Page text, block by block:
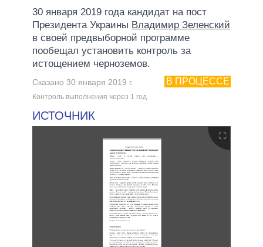
30 января 2019 года кандидат на пост
Президента Украины Владимир Зеленский
в своей предвыборной программе
пообещал установить контроль за
истощением черноземов.
В ПРОЦЕССЕ
Сказано 30 января 2019 г.
Контроль выполнения через 1 год.
ИСТОЧНИК